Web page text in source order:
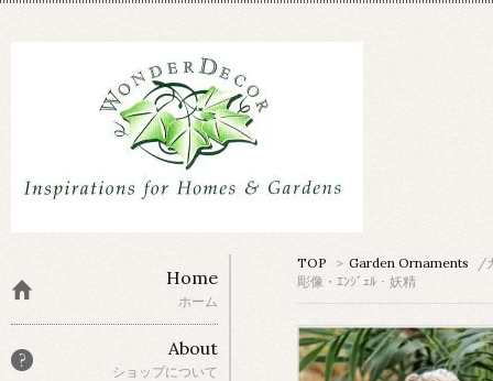
TOP > Garden Ornaments
/
彫像・ｴﾝｼﾞｪﾙ・妖精
Home
ホーム
About
ショップについて